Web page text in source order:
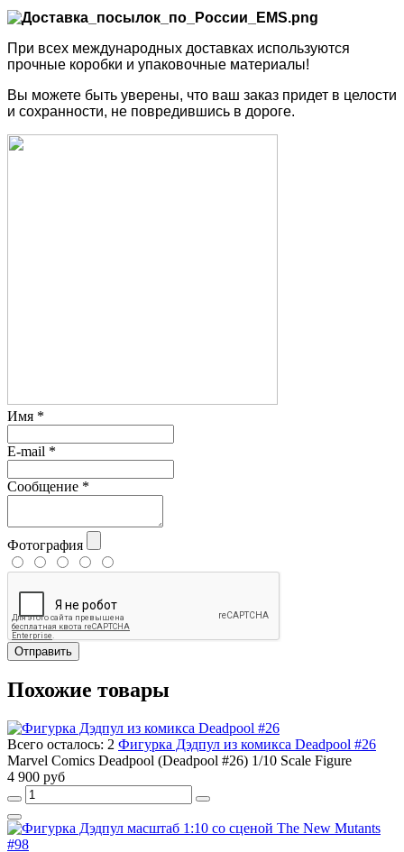
При всех международных доставках используются
прочные коробки и упаковочные материалы!
Вы можете быть уверены, что ваш заказ придет в целости
и сохранности, не повредившись в дороге.
Имя *
E-mail *
Сообщение *
Фотография
Отправить
Похожие товары
Всего осталось: 2 Фигурка Дэдпул из комикса Deadpool #26
Marvel Comics Deadpool (Deadpool #26) 1/10 Scale Figure
4 900 руб